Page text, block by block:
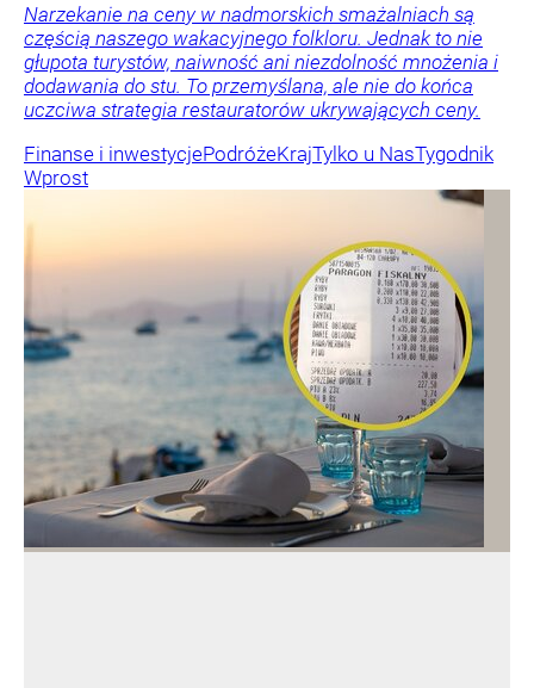
Narzekanie na ceny w nadmorskich smażalniach są
częścią naszego wakacyjnego folkloru. Jednak to nie
głupota turystów, naiwność ani niezdolność mnożenia i
dodawania do stu. To przemyślana, ale nie do końca
uczciwa strategia restauratorów ukrywających ceny.
Finanse i inwestycjePodróżeKrajTylko u NasTygodnik
Wprost